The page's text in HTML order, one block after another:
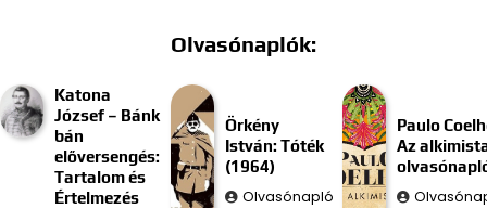
Olvasónaplók:
Katona
József – Bánk
bán
előversengés:
Tartalom és
Értelmezés
Örkény
István: Tóték
(1964)
Olvasónapló
Paulo
Az